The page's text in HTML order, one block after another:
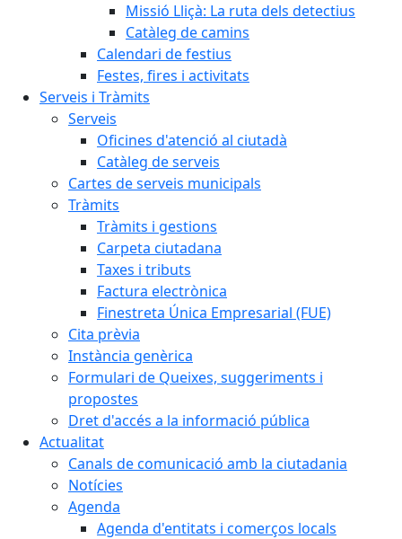
Missió Lliçà: La ruta dels detectius
Catàleg de camins
Calendari de festius
Festes, fires i activitats
Serveis i Tràmits
Serveis
Oficines d'atenció al ciutadà
Catàleg de serveis
Cartes de serveis municipals
Tràmits
Tràmits i gestions
Carpeta ciutadana
Taxes i tributs
Factura electrònica
Finestreta Única Empresarial (FUE)
Cita prèvia
Instància genèrica
Formulari de Queixes, suggeriments i
propostes
Dret d'accés a la informació pública
Actualitat
Canals de comunicació amb la ciutadania
Notícies
Agenda
Agenda d'entitats i comerços locals